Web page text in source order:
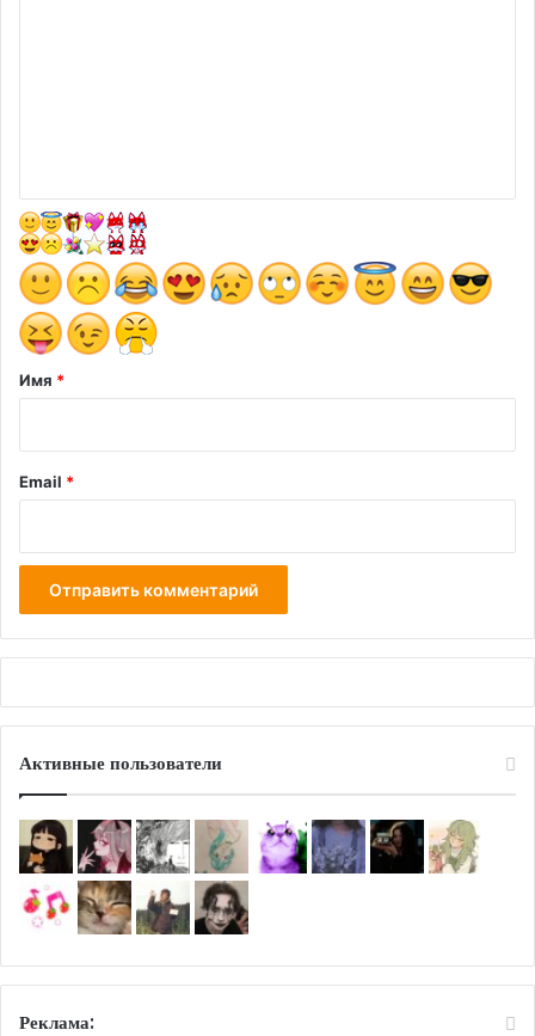
а
р
и
й
Имя *
Email *
Активные пользователи
Реклама: